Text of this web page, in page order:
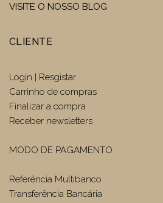
VISITE O NOSSO BLOG
CLIENTE
Login | Resgistar
Carrinho de compras
Finalizar a compra
Receber newsletters
MODO DE PAGAMENTO
Referência Multibanco
Transferência Bancária